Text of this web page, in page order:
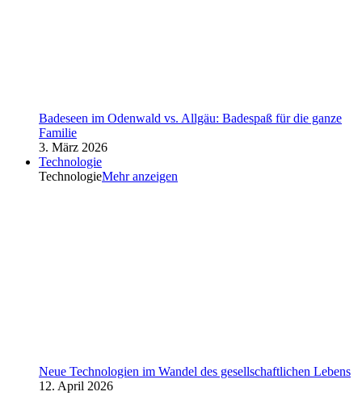
Badeseen im Odenwald vs. Allgäu: Badespaß für die ganze
Familie
3. März 2026
Technologie
TechnologieMehr anzeigen
Neue Technologien im Wandel des gesellschaftlichen Lebens
12. April 2026